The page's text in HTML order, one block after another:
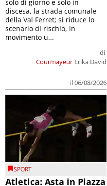
Courmayeur
di
Erika David
il 06/08/2026
solo di giorno e solo in
discesa, la strada comunale
della Val Ferret; si riduce lo
scenario di rischio, in
movimento u...
SPORT
Atletica: Asta in Piazza